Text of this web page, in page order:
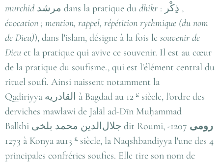
murchid مرشد dans la pratique du dhikr : ذِكْر ,
évocation ; mention, rappel, répétition rythmique (du nom
de Dieu)), dans l'islam, désigne à la fois le souvenir de
Dieu et la pratique qui avive ce souvenir. Il est au cœur
de la pratique du soufisme., qui est l'élément central du
rituel soufi. Ainsi naissent notamment la
Qadiriyya القادريه à Bagdad au 12 e siècle, l'ordre des
derviches mawlawi de Jalāl ad-Dīn Muḥammad
Balkhi جلال‌الدین محمد بلخی dit Roumi, رومی
1207-
1273 à Konya au13 e siècle, la Naqshbandiyya l'une des 4
principales confréries soufies. Elle tire son nom de